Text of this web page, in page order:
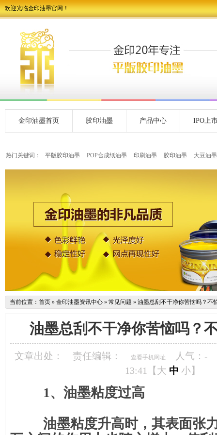
欢迎光临金印油墨官网！
金印油墨首页 胶印油墨 产品中心 IPO上
热门关键词： 平版胶印油墨 POP合成纸油墨 印刷油墨 胶印油墨 大豆油墨
当前位置： 首页 » 金印油墨资讯中心 » 常见问题 » 油墨总刮不干净你苦恼吗？不
油墨总刮不干净你苦恼吗？
文章出处： 责任编辑： 查看手机网址 人气： -
13:41【 大 中 小】
1、油墨粘度过高
油墨粘度升高时，其表面张力